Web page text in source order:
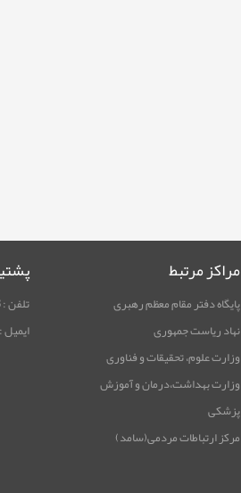
مراکز مرتبط
پایگاه دفتر مقام معظم رهبری
نهاد ریاست جمهوری
وزارت علوم، تحقیقات و فناوری
وزارت بهداشت،درمان و آموزش
پزشکی
مرکز ارتباطات مردمی(سامد)
تلفن : 02188910048
ایمیل : rimag.ricest@gmail.com